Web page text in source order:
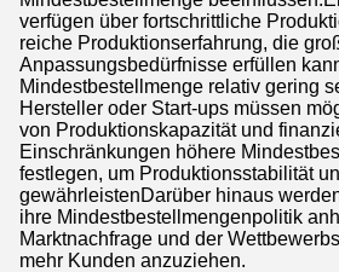
verfügen über fortschrittliche
reiche Produktionserfahrung, die
Anpassungsbedürfnisse erfüllen
Mindestbestellmenge relativ gering
Hersteller oder Start-ups müssen
von Produktionskapazität und
Einschränkungen höhere
festlegen, um Produktionsstabilität
gewährleistenDarüber hinaus
ihre Mindestbestellmengenpolitik
Marktnachfrage und der
mehr Kunden anzuziehen.